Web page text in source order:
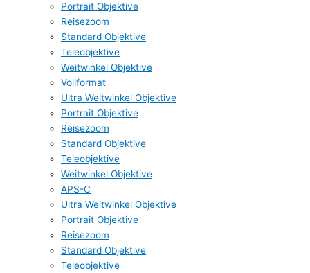
Portrait Objektive
Reisezoom
Standard Objektive
Teleobjektive
Weitwinkel Objektive
Vollformat
Ultra Weitwinkel Objektive
Portrait Objektive
Reisezoom
Standard Objektive
Teleobjektive
Weitwinkel Objektive
APS-C
Ultra Weitwinkel Objektive
Portrait Objektive
Reisezoom
Standard Objektive
Teleobjektive